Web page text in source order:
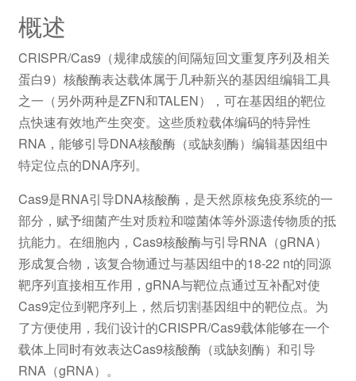
概述
CRISPR/Cas9（规律成簇的间隔短回文重复序列及相关
蛋白9）核酸酶表达载体属于几种新兴的基因组编辑工具
之一（另外两种是ZFN和TALEN），可在基因组的靶位
点快速有效地产生突变。这些质粒载体编码的特异性
RNA，能够引导DNA核酸酶（或缺刻酶）编辑基因组中
特定位点的DNA序列。
Cas9是RNA引导DNA核酸酶，是天然原核免疫系统的一
部分，赋予细菌产生对质粒和噬菌体等外源遗传物质的抵
抗能力。在细胞内，Cas9核酸酶与引导RNA（gRNA）
形成复合物，该复合物通过与基因组中的18-22 nt的同源
靶序列直接相互作用，gRNA与靶位点通过互补配对使
Cas9定位到靶序列上，然后切割基因组中的靶位点。为
了方便使用，我们设计的CRISPR/Cas9载体能够在一个
载体上同时有效表达Cas9核酸酶（或缺刻酶）和引导
RNA（gRNA）。